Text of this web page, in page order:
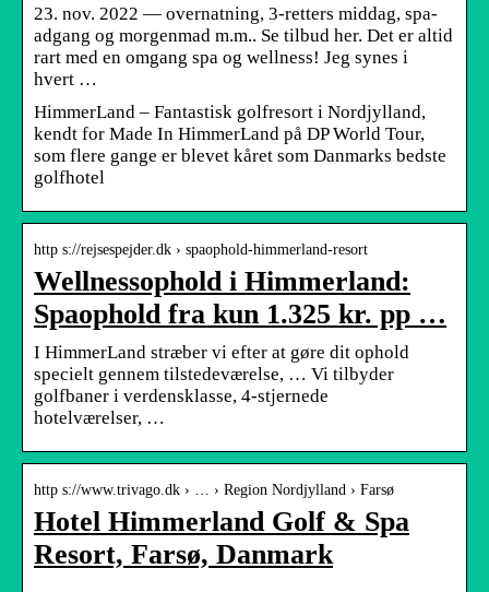
23. nov. 2022 — overnatning, 3-retters middag, spa-
adgang og morgenmad m.m.. Se tilbud her. Det er altid
rart med en omgang spa og wellness! Jeg synes i
hvert …
HimmerLand – Fantastisk golfresort i Nordjylland,
kendt for Made In HimmerLand på DP World Tour,
som flere gange er blevet kåret som Danmarks bedste
golfhotel
http s://rejsespejder.dk › spaophold-himmerland-resort
Wellnessophold i Himmerland:
Spaophold fra kun 1.325 kr. pp …
I HimmerLand stræber vi efter at gøre dit ophold
specielt gennem tilstedeværelse, … Vi tilbyder
golfbaner i verdensklasse, 4-stjernede
hotelværelser, …
http s://www.trivago.dk › … › Region Nordjylland › Farsø
Hotel Himmerland Golf & Spa
Resort, Farsø, Danmark